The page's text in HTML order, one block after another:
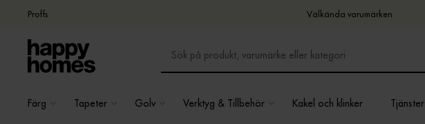
Proffs Välkända varumärken
Färg Tapeter Golv Verktyg & Tillbehör Kakel och klinker Tjänster